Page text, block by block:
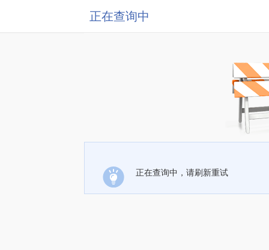
正在查询中
正在查询中，请刷新重试